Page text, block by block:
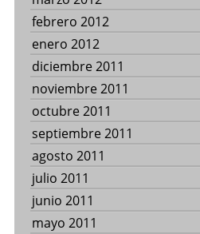
febrero 2012
enero 2012
diciembre 2011
noviembre 2011
octubre 2011
septiembre 2011
agosto 2011
julio 2011
junio 2011
mayo 2011